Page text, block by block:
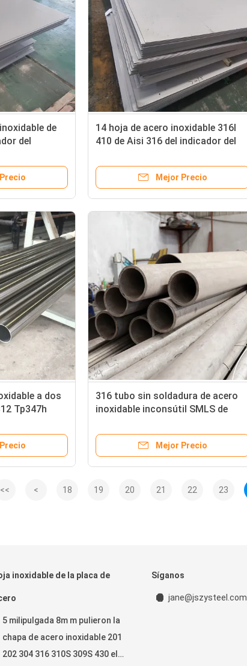
de
del
14 hoja de acero inoxidable 316l
410 de Aisi 316 del indicador del
904l
Mejor Precio
a dos
Tp347h
316 tubo sin soldadura de acero
inoxidable inconsútil SMLS de
Mejor Precio
<< < 18 19 20 21 22 23
inoxidable de la placa de
5 milipulgada 8m m pulieron la
chapa de acero inoxidable 201
202 304 316 310S 309S 430 el
Síganos
jane@jszysteel.com